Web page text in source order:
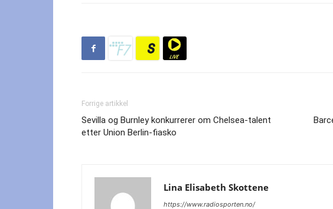
Forrige artikkel
Sevilla og Burnley konkurrerer om Chelsea-talent
etter Union Berlin-fiasko
Lina Elisabeth Skottene
https://www.radiosporten.no/